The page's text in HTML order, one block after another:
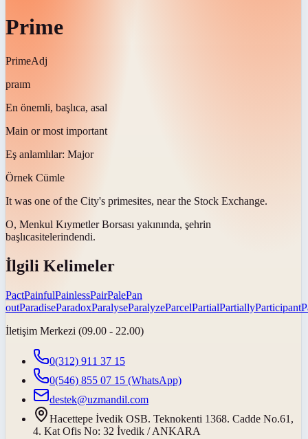
Prime
PrimeAdj
praɪm
En önemli, başlıca, asal
Main or most important
Eş anlamlılar: Major
Örnek Cümle
It was one of the City's primesites, near the Stock Exchange.
O, Menkul Kıymetler Borsası yakınında, şehrin
başlıcasitelerindendi.
İlgili Kelimeler
PactPainfulPainlessPairPalePan
outParadiseParadoxParalyseParalyzeParcelPartialPartiallyParticipant
İletişim Merkezi (09.00 - 22.00)
0(312) 911 37 15
0(546) 855 07 15 (WhatsApp)
destek@uzmandil.com
Hacettepe İvedik OSB. Teknokenti 1368. Cadde No.61,
4. Kat Ofis No: 32 İvedik / ANKARA